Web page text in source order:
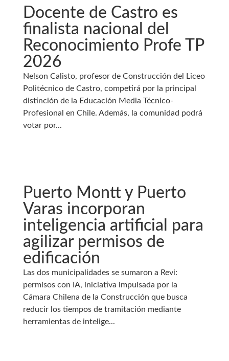
Docente de Castro es
finalista nacional del
Reconocimiento Profe TP
2026
Nelson Calisto, profesor de Construcción del Liceo
Politécnico de Castro, competirá por la principal
distinción de la Educación Media Técnico-
Profesional en Chile. Además, la comunidad podrá
votar por...
Puerto Montt y Puerto
Varas incorporan
inteligencia artificial para
agilizar permisos de
edificación
Las dos municipalidades se sumaron a Revi:
permisos con IA, iniciativa impulsada por la
Cámara Chilena de la Construcción que busca
reducir los tiempos de tramitación mediante
herramientas de intelige...